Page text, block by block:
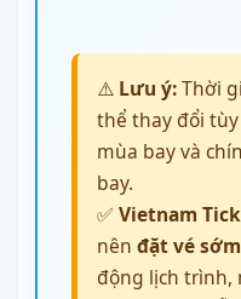
⚠️ Lưu ý:Thời
thể thay đổi
mùa bay và
bay.
✅ Vietnam
nên đặt vé
động lịch trình,